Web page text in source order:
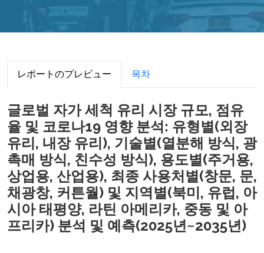
レポートのプレビュー 목차
글로벌 자가 세척 유리 시장 규모, 점유
율 및 코로나19 영향 분석: 유형별(외장
유리, 내장 유리), 기술별(열분해 방식, 광
촉매 방식, 친수성 방식), 용도별(주거용,
상업용, 산업용), 최종 사용처별(창문, 문,
채광창, 커튼월) 및 지역별(북미, 유럽, 아
시아 태평양, 라틴 아메리카, 중동 및 아
프리카) 분석 및 예측(2025년~2035년)